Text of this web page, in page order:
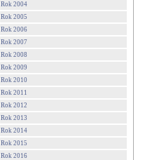
Rok 2004
Rok 2005
Rok 2006
Rok 2007
Rok 2008
Rok 2009
Rok 2010
Rok 2011
Rok 2012
Rok 2013
Rok 2014
Rok 2015
Rok 2016